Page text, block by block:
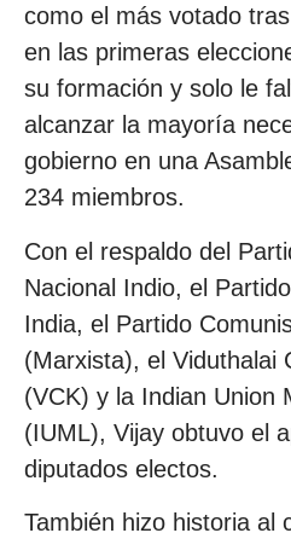
como el más votado
en las primeras
su formación y solo le
alcanzar la mayoría
gobierno en una
234 miembros.
Con el respaldo del
Nacional Indio, el
India, el Partido
(Marxista), el Viduthalai
(VCK) y la Indian Union
(IUML), Vijay obtuvo el
diputados electos.
También hizo historia al